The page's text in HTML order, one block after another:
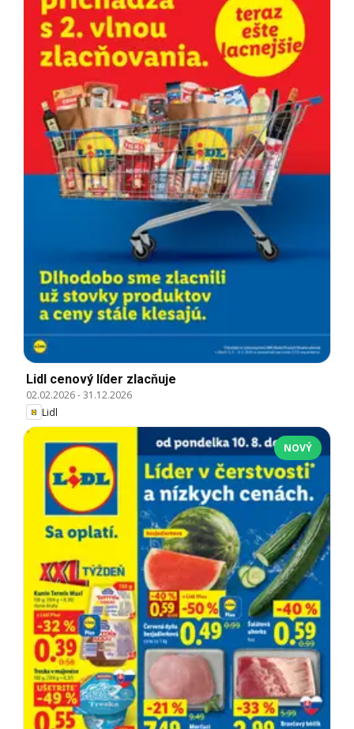
Lidl cenový líder zlacňuje
02.02.2026-31.12.2026
Lidl
NOVÝ